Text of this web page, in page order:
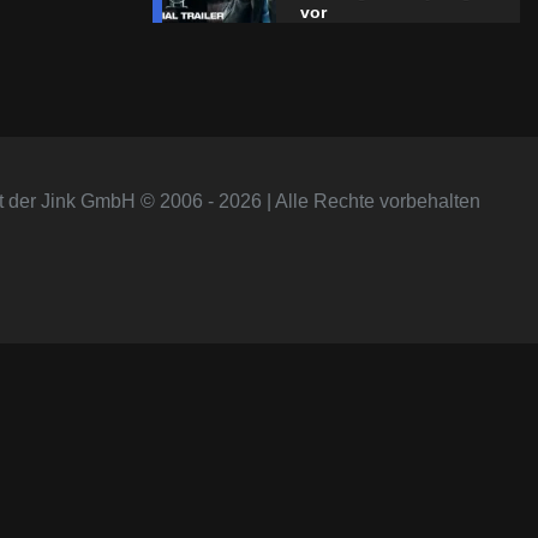
vor
der Jink GmbH © 2006 - 2026 | Alle Rechte vorbehalten